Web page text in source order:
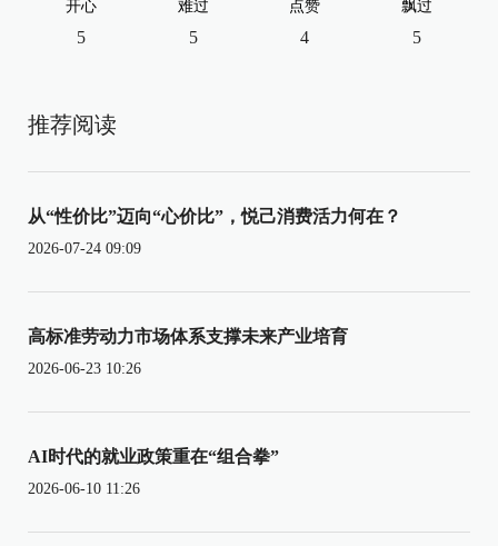
开心
5
难过
5
点赞
4
飘过
5
推荐阅读
从“性价比”迈向“心价比”，悦己消费活力何在？
2026-07-24 09:09
高标准劳动力市场体系支撑未来产业培育
2026-06-23 10:26
AI时代的就业政策重在“组合拳”
2026-06-10 11:26